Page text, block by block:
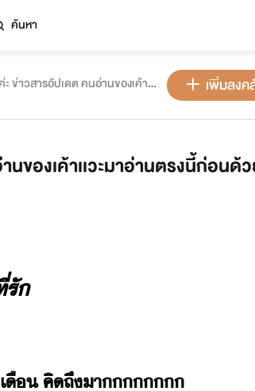
ค้นหา
ข่าวสารอัปเดต คนอ่านของเค้าเเ
เพิ่มลงค
ของเค้าเเวะมาอ่านตรงนี้ก่อนด้

ื​ ​คิถึ​า​​​